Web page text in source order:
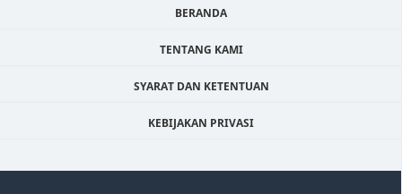
BERANDA
TENTANG KAMI
SYARAT DAN KETENTUAN
KEBIJAKAN PRIVASI